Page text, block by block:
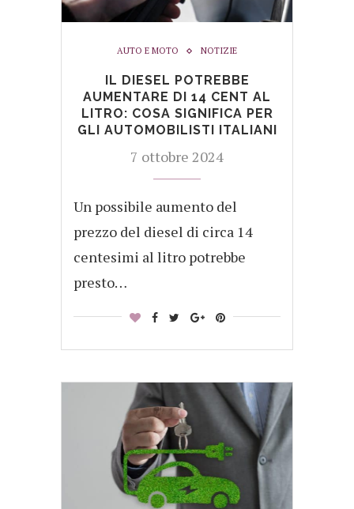
AUTO E MOTO NOTIZIE
IL DIESEL POTREBBE
AUMENTARE DI 14 CENT AL
LITRO: COSA SIGNIFICA PER
GLI AUTOMOBILISTI ITALIANI
7 ottobre 2024
Un possibile aumento del
prezzo del diesel di circa 14
centesimi al litro potrebbe
presto…